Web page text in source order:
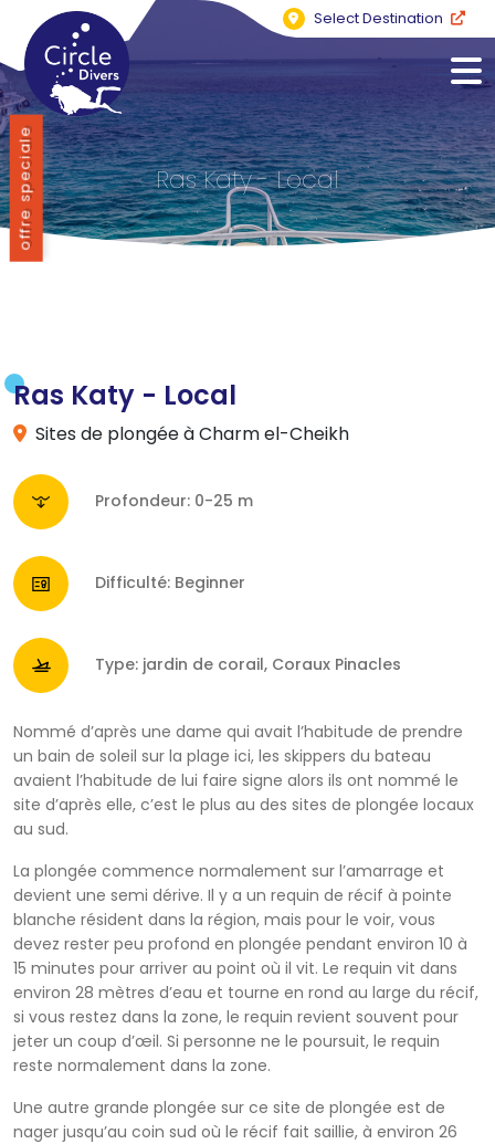
Select Destination
Ras Katy - Local
Ras Katy - Local
Sites de plongée à Charm el-Cheikh
Profondeur: 0-25 m
Difficulté: Beginner
Type: jardin de corail, Coraux Pinacles
Nommé d’après une dame qui avait l’habitude de prendre
un bain de soleil sur la plage ici, les skippers du bateau
avaient l’habitude de lui faire signe alors ils ont nommé le
site d’après elle, c’est le plus au des sites de plongée locaux
au sud.
La plongée commence normalement sur l’amarrage et
devient une semi dérive. Il y a un requin de récif à pointe
blanche résident dans la région, mais pour le voir, vous
devez rester peu profond en plongée pendant environ 10 à
15 minutes pour arriver au point où il vit. Le requin vit dans
environ 28 mètres d’eau et tourne en rond au large du récif,
si vous restez dans la zone, le requin revient souvent pour
jeter un coup d’œil. Si personne ne le poursuit, le requin
reste normalement dans la zone.
Une autre grande plongée sur ce site de plongée est de
nager jusqu’au coin sud où le récif fait saillie, à environ 26
offre speciale